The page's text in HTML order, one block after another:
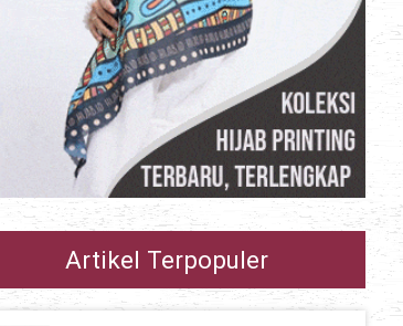
Artikel Terpopuler